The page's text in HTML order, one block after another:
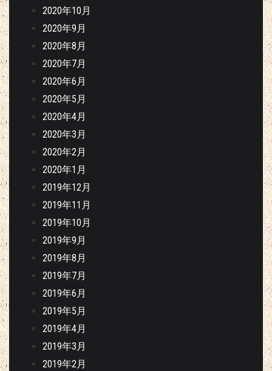
2020年10月
2020年9月
2020年8月
2020年7月
2020年6月
2020年5月
2020年4月
2020年3月
2020年2月
2020年1月
2019年12月
2019年11月
2019年10月
2019年9月
2019年8月
2019年7月
2019年6月
2019年5月
2019年4月
2019年3月
2019年2月